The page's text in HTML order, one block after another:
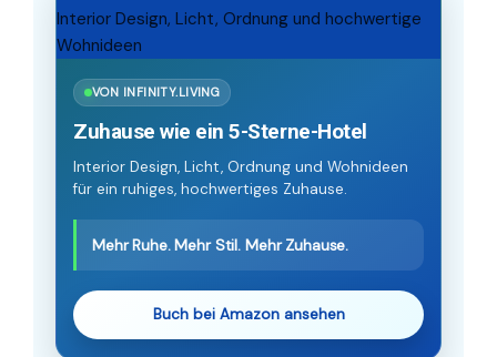
VON INFINITY.LIVING
Zuhause wie ein 5-Sterne-Hotel
Interior Design, Licht, Ordnung und Wohnideen
für ein ruhiges, hochwertiges Zuhause.
Mehr Ruhe. Mehr Stil. Mehr Zuhause.
Buch bei Amazon ansehen